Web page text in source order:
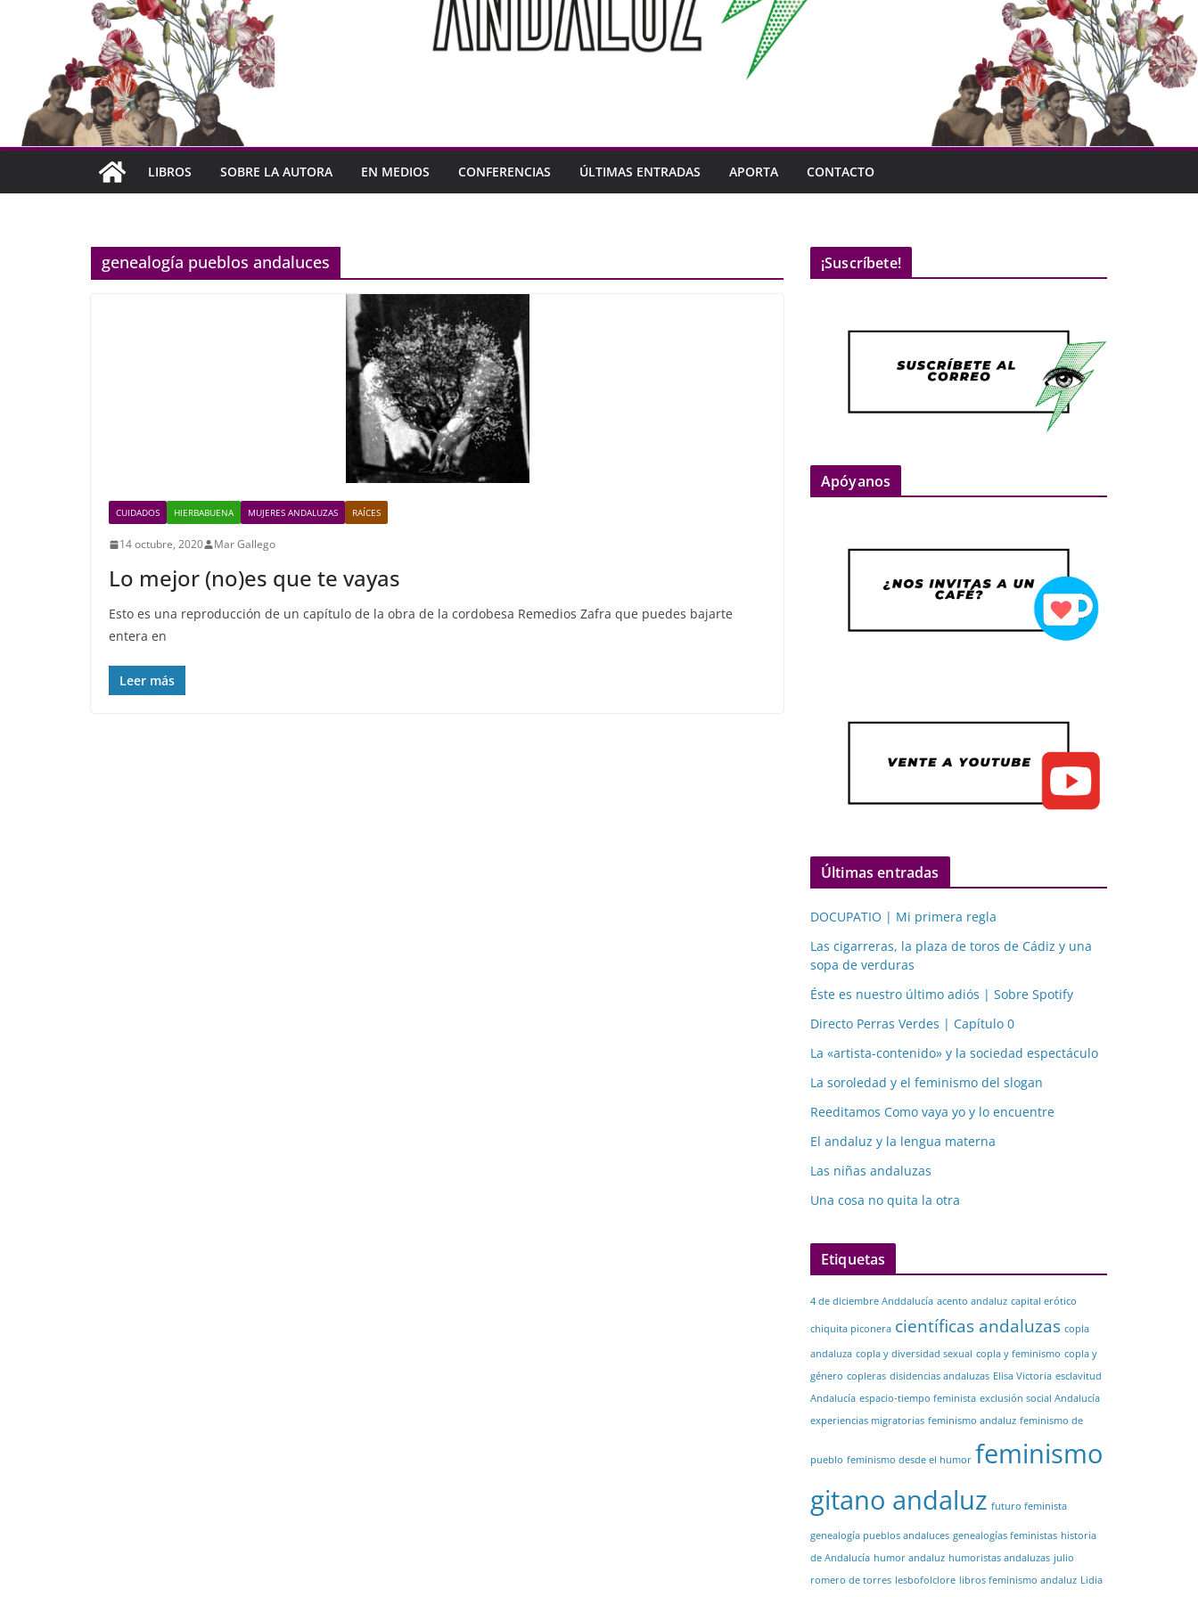
LIBROS SOBRE LA AUTORA EN MEDIOS CONFERENCIAS ÚLTIMAS ENTRADAS APORTA CONTACTO
genealogía pueblos andaluces
CUIDADOS HIERBABUENA MUJERES ANDALUZAS RAÍCES
14 octubre, 2020 Mar Gallego
Lo mejor (no)es que te vayas
Esto es una reproducción de un capítulo de la obra de la cordobesa Remedios Zafra que puedes bajarte
entera en
Leer más
¡Suscríbete!
Apóyanos
Últimas entradas
DOCUPATIO | Mi primera regla
Las cigarreras, la plaza de toros de Cádiz y una
sopa de verduras
Éste es nuestro último adiós | Sobre Spotify
Directo Perras Verdes | Capítulo 0
La «artista-contenido» y la sociedad espectáculo
La soroledad y el feminismo del slogan
Reeditamos Como vaya yo y lo encuentre
El andaluz y la lengua materna
Las niñas andaluzas
Una cosa no quita la otra
Etiquetas
4 de diciembre Anddalucía acento andaluz capital erótico
chiquita piconera científicas andaluzas copla
andaluza copla y diversidad sexual copla y feminismo copla y
género copleras disidencias andaluzas Elisa Victoria esclavitud
Andalucía espacio-tiempo feminista exclusión social Andalucía
experiencias migratorias feminismo andaluz feminismo de
pueblo feminismo desde el humor feminismo
gitano andaluz futuro feminista
genealogía pueblos andaluces genealogías feministas historia
de Andalucía humor andaluz humoristas andaluzas julio
romero de torres lesbofolclore libros feminismo andaluz Lidia